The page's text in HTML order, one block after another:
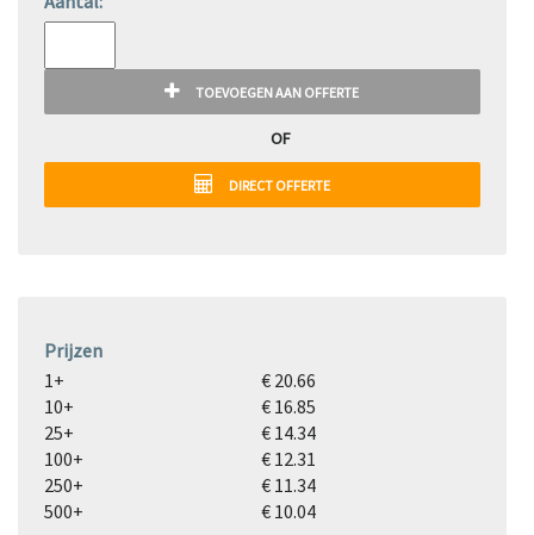
TOEVOEGEN AAN OFFERTE
OF
DIRECT OFFERTE
Prijzen
1+
€ 20.66
10+
€ 16.85
25+
€ 14.34
100+
€ 12.31
250+
€ 11.34
500+
€ 10.04